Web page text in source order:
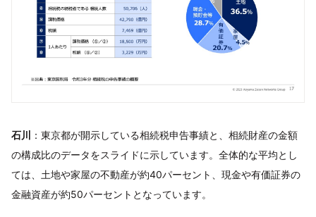
石川
：東京都が開示している相続税申告事績と、相続財産の金額
の構成比のデータをスライドに示しています。全体的な平均とし
ては、土地や家屋の不動産が約40パーセント、現金や有価証券の
金融資産が約50パーセントとなっています。